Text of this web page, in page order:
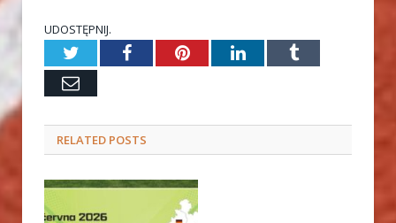
UDOSTĘPNIJ.
TwitterFacebookPinterestLinkedInTumblr
Email
RELATED POSTS